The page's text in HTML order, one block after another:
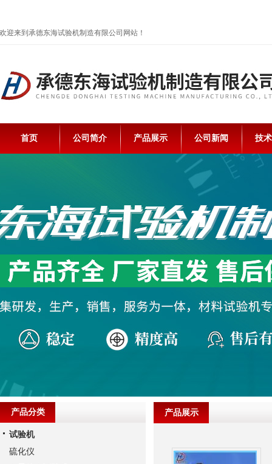
欢迎来到承德东海试验机制造有限公司网站！
首页 公司简介 产品展示 公司新闻 技
产品展示
产品分类
试验机
硫化仪